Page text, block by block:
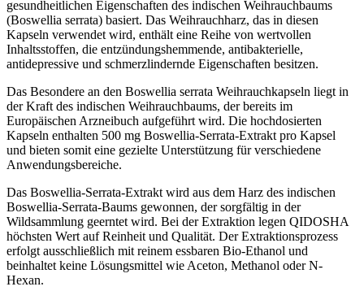
gesundheitlichen Eigenschaften des indischen Weihrauchbaums
(Boswellia serrata) basiert. Das Weihrauchharz, das in diesen
Kapseln verwendet wird, enthält eine Reihe von wertvollen
Inhaltsstoffen, die entzündungshemmende, antibakterielle,
antidepressive und schmerzlindernde Eigenschaften besitzen.
Das Besondere an den Boswellia serrata Weihrauchkapseln liegt in
der Kraft des indischen Weihrauchbaums, der bereits im
Europäischen Arzneibuch aufgeführt wird. Die hochdosierten
Kapseln enthalten 500 mg Boswellia-Serrata-Extrakt pro Kapsel
und bieten somit eine gezielte Unterstützung für verschiedene
Anwendungsbereiche.
Das Boswellia-Serrata-Extrakt wird aus dem Harz des indischen
Boswellia-Serrata-Baums gewonnen, der sorgfältig in der
Wildsammlung geerntet wird. Bei der Extraktion legen QIDOSHA
höchsten Wert auf Reinheit und Qualität. Der Extraktionsprozess
erfolgt ausschließlich mit reinem essbaren Bio-Ethanol und
beinhaltet keine Lösungsmittel wie Aceton, Methanol oder N-
Hexan.